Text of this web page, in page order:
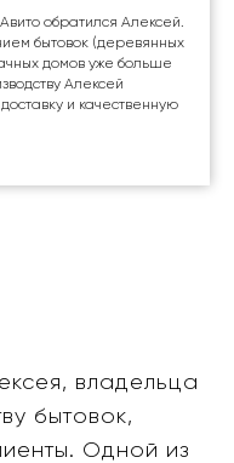
обратился Алексей.
бытовок (деревянных
домов уже больше
Алексей
и качественную
владельца
бытовок,
Одной из